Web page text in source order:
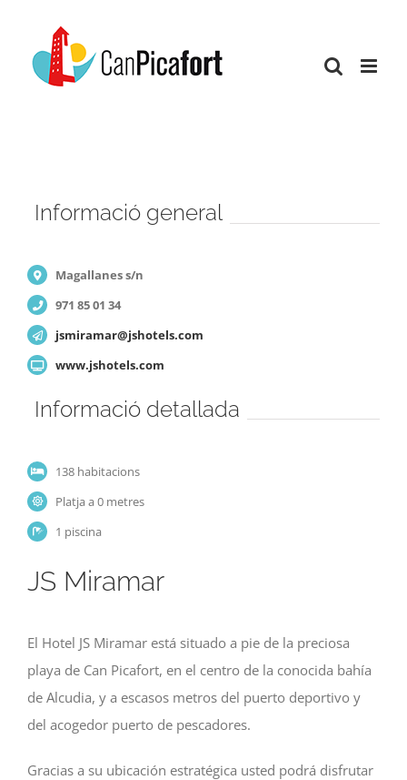
content
Informació general
Magallanes s/n
971 85 01 34
jsmiramar@jshotels.com
www.jshotels.com
Informació detallada
138 habitacions
Platja a 0 metres
1 piscina
JS Miramar
El Hotel JS Miramar está situado a pie de la preciosa
playa de Can Picafort, en el centro de la conocida bahía
de Alcudia, y a escasos metros del puerto deportivo y
del acogedor puerto de pescadores.
Gracias a su ubicación estratégica usted podrá disfrutar